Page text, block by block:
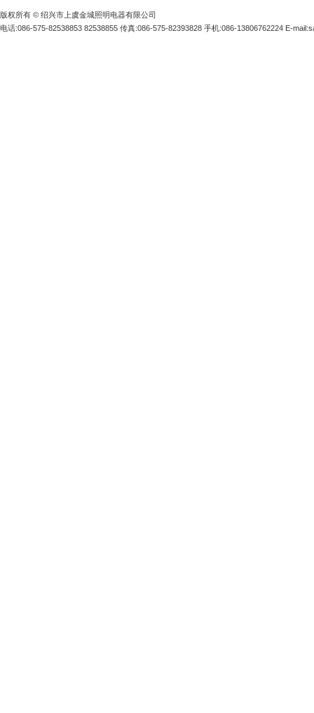
版权所有 © 绍兴市上虞金城照明电器有限公司
电话:086-575-82538853 82538855 传真:086-575-82393828 手机:086-13806762224 E-mail: